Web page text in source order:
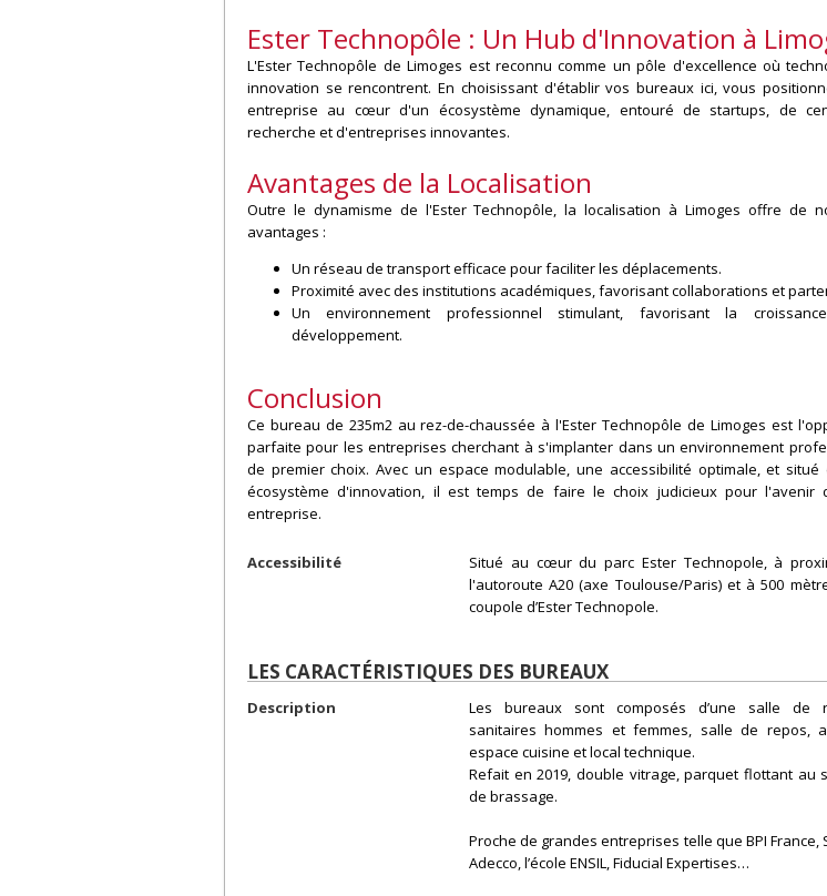
Ester Technopôle : Un Hub d'Innovation à
L'Ester Technopôle de Limoges est reconnu comme un pôle d'excellence où
innovation se rencontrent. En choisissant d'établir vos bureaux ici, vous
entreprise au cœur d'un écosystème dynamique, entouré de startups, de
recherche et d'entreprises innovantes.
Avantages de la Localisation
Outre le dynamisme de l'Ester Technopôle, la localisation à Limoges offre de
avantages :
Un réseau de transport efficace pour faciliter les déplacements.
Proximité avec des institutions académiques, favorisant collaborations et
Un environnement professionnel stimulant, favorisant la
développement.
Conclusion
Ce bureau de 235m2 au rez-de-chaussée à l'Ester Technopôle de Limoges est
parfaite pour les entreprises cherchant à s'implanter dans un environnement
de premier choix. Avec un espace modulable, une accessibilité optimale, et situé
écosystème d'innovation, il est temps de faire le choix judicieux pour l'avenir
entreprise.
Accessibilité
Situé au cœur du parc Ester Technopole, à
l'autoroute A20 (axe Toulouse/Paris) et à 500
coupole d’Ester Technopole.
LES CARACTÉRISTIQUES DES BUREAUX
Description
Les bureaux sont composés d’une salle de
sanitaires hommes et femmes, salle de repos,
espace cuisine et local technique.
Refait en 2019, double vitrage, parquet flottant au
de brassage.
Proche de grandes entreprises telle que BPI France,
Adecco, l’école ENSIL, Fiducial Expertises…